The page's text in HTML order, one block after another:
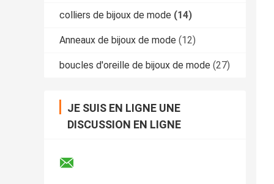
colliers de bijoux de mode (14)
Anneaux de bijoux de mode (12)
boucles d'oreille de bijoux de mode (27)
JE SUIS EN LIGNE UNE
DISCUSSION EN LIGNE